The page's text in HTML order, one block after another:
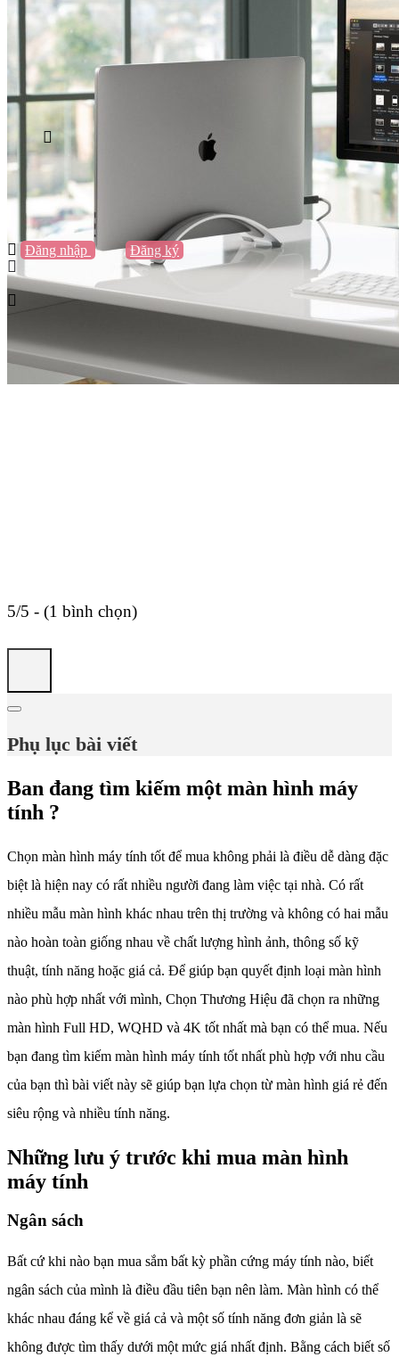
Vũng Tàu
Nha Trang
Đà Lạt
Cần Thơ
Quy Nhơn
Thừa Thiên Huế
Khác…
Sách / Truyện
Giải trí
Tạo thương hiệu
Đăng nhập hoặc Đăng ký
Tạo thương hiệu
5/5 - (1 bình chọn)
Phụ lục bài viết
Ban đang tìm kiếm một màn hình máy
tính ?
Chọn màn hình máy tính tốt để mua không phải là điều dễ dàng đặc
biệt là hiện nay có rất nhiều người đang làm việc tại nhà. Có rất
nhiều mẫu màn hình khác nhau trên thị trường và không có hai mẫu
nào hoàn toàn giống nhau về chất lượng hình ảnh, thông số kỹ
thuật, tính năng hoặc giá cả. Để giúp bạn quyết định loại màn hình
nào phù hợp nhất với mình, Chọn Thương Hiệu đã chọn ra những
màn hình Full HD, WQHD và 4K tốt nhất mà bạn có thể mua. Nếu
bạn đang tìm kiếm màn hình máy tính tốt nhất phù hợp với nhu cầu
của bạn thì bài viết này sẽ giúp bạn lựa chọn từ màn hình giá rẻ đến
siêu rộng và nhiều tính năng.
Những lưu ý trước khi mua màn hình
máy tính
Ngân sách
Bất cứ khi nào bạn mua sắm bất kỳ phần cứng máy tính nào, biết
ngân sách của mình là điều đầu tiên bạn nên làm. Màn hình có thể
khác nhau đáng kể về giá cả và một số tính năng đơn giản là sẽ
không được tìm thấy dưới một mức giá nhất định. Bằng cách biết số